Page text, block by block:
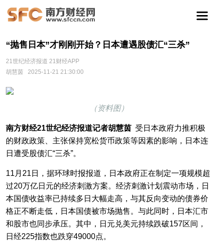
“抛售日本”才刚刚开始？日本遭遇股债汇“三杀”
21世纪经济报道 21财经APP
胡慧茵
2025-11-21 21:30:00
（资料图）
南方财经21世纪经济报道记者胡慧茵 受日本政府力推积极
的财政政策、主张保持宽松货币政策等因素的影响，日本连
日遭受股债汇“三杀”。
11月21日，据环球时报报道，日本政府正在制定一项规模超
过20万亿日元的经济刺激方案。经济刺激计划震动市场，日
本国债收益率已持续多日大幅走高，与其反向变动的债券价
格正不断走低，日本国债被市场抛售。与此同时，日本汇市
和股市也同步承压。其中，日元兑美元持续跌破157区间，
日经225指数也跌穿49000点。